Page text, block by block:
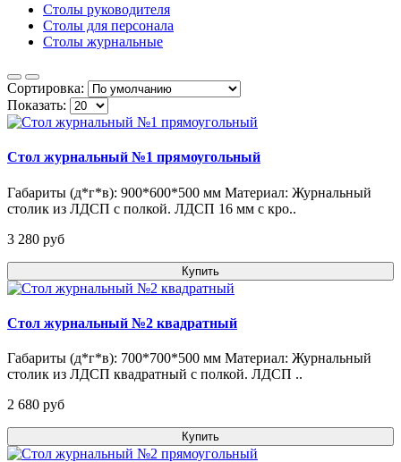
Столы руководителя
Столы для персонала
Столы журнальные
Сортировка:
Показать:
Стол журнальный №1 прямоугольный
Габариты (д*г*в): 900*600*500 мм Материал: Журнальный
столик из ЛДСП с полкой. ЛДСП 16 мм с кро..
3 280 pуб
Купить
Стол журнальный №2 квадратный
Габариты (д*г*в): 700*700*500 мм Материал: Журнальный
столик из ЛДСП квадратный с полкой. ЛДСП ..
2 680 pуб
Купить